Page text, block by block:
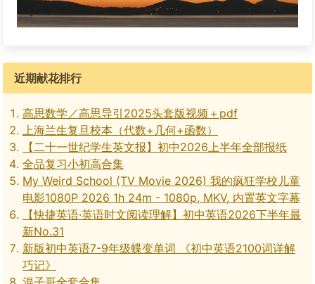
近期献花排行
高思数学／高思导引2025头套版视频＋pdf
上海兰生复旦校本（代数+几何+函数）
【二十一世纪学生英文报】初中2026上半年全部报纸
全品复习小初高合集
My Weird School (TV Movie 2026) 我的疯狂学校儿童
电影1080P 2026 1h 24m - 1080p, MKV, 内置英文字幕
【快捷英语·英语时文阅读理解】初中英语2026下半年最
新No.31
新版初中英语7-9年级蝶变单词 《初中英语2100词详解
巧记》